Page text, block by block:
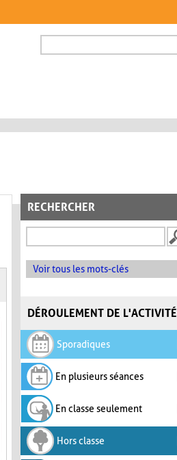
FORMULAIRE DE
RECHERCHER
Voir tous les mots-clés
DÉROULEMENT DE L'ACTIVITÉ
Sporadiques
En plusieurs séances
En classe seulement
Hors classe